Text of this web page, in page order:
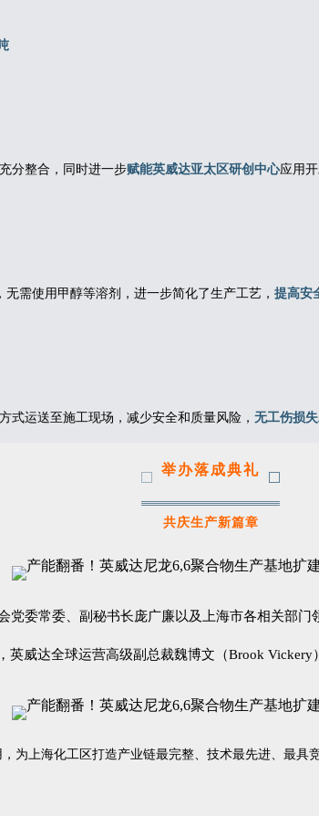
分整合，同时进一步赋能英威达亚太区研创中心应用
需使用甲醇等溶剂，进一步简化了生产工艺， 提高安
式运送至施工现场，减少安全和质量风险， 无工伤损
举办落成典礼
共庆生产新篇章
党委常委、副秘书长庞广廉以及上海市各相关部门
威达全球运营高级副总裁魏博文（Brook
为上海化工区打造产业链最完整、技术最先进、最具